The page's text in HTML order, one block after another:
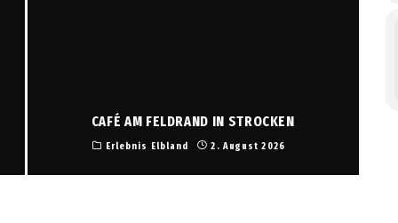
CAFÉ AM FELDRAND IN STROCKEN
Erlebnis Elbland 2. August 2026